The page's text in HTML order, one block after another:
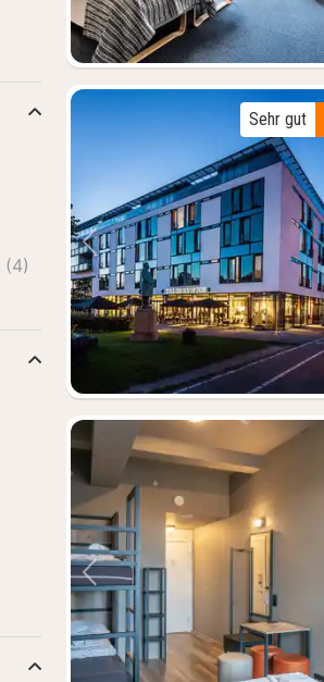
Vorheriges Bild
Sehr gut
Vorheriges Bild
(4)